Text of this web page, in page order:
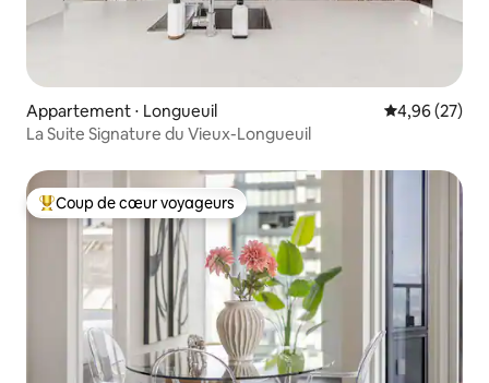
Appartement ⋅ Longueuil Évaluation
4,96 (27)
La Suite Signature du Vieux-Longueuil
Coups de cœur voyageurs les plus appréciés
Coup de cœur voyageurs